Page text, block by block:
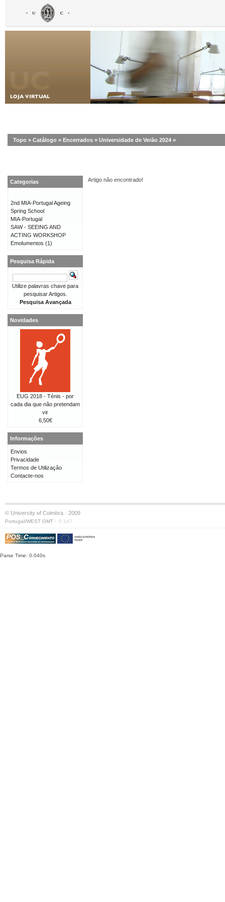
Topo » Catálogo » Encerrados » Universidade de Verão 2024 »
Artigo não encontrado!
Categorias
2nd MIA-Portugal Ageing
Spring School
MIA-Portugal
SAW - SEEING AND
ACTING WORKSHOP
Emolumentos (1)
Pesquisa Rápida
Utilize palavras chave para
pesquisar Artigos.
Pesquisa Avançada
Novidades
EUG 2018 - Ténis - por
cada dia que não pretendam
vir
6,50€
Informações
Envios
Privacidade
Termos de Utilização
Contacte-nos
© University of Coimbra · 2009
Portugal/WEST GMT · S:147
Parse Time: 0.040s